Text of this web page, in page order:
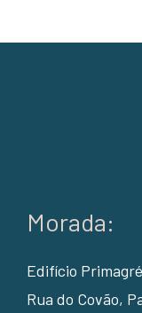
Morada:
Edifício
Rua do Covão,